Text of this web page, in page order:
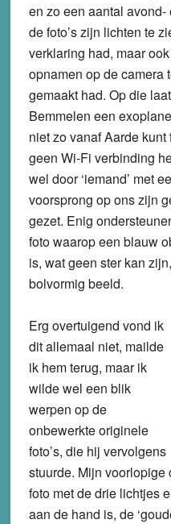
en zo een aantal avond-
de foto’s zijn lichten te
verklaring had, maar
opnamen op de camera
gemaakt had. Op die
Bemmelen een
niet zo vanaf Aarde
geen Wi-Fi verbinding
wel door ‘iemand’ met
voorsprong op ons zijn
gezet. Enig
foto waarop een blauw
is, wat geen ster kan
bolvormig beeld.
Erg overtuigend vond ik
dit allemaal niet, mailde
ik hem terug, maar ik
wilde wel een blik
werpen op de
onbewerkte originele
foto’s, die hij vervolgens
stuurde. Mijn
foto met de drie lichtjes
aan de hand is, de